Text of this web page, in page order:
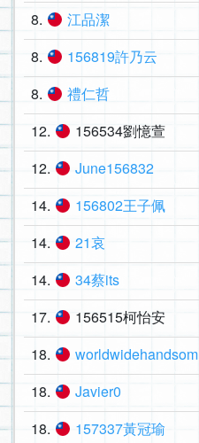
8. 江品潔
8. 156819許乃云
8. 禮仁哲
12. 156534劉憶萱
12. June156832
14. 156802王子佩
14. 21哀
14. 34蔡its
17. 156515柯怡安
18. worldwidehandsom
18. Javier0
18. 157337黃冠瑜